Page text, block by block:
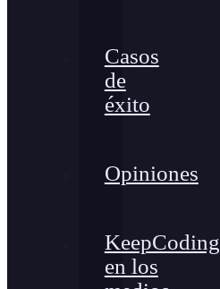
Casos
de
éxito
Opiniones
KeepCoding
en los